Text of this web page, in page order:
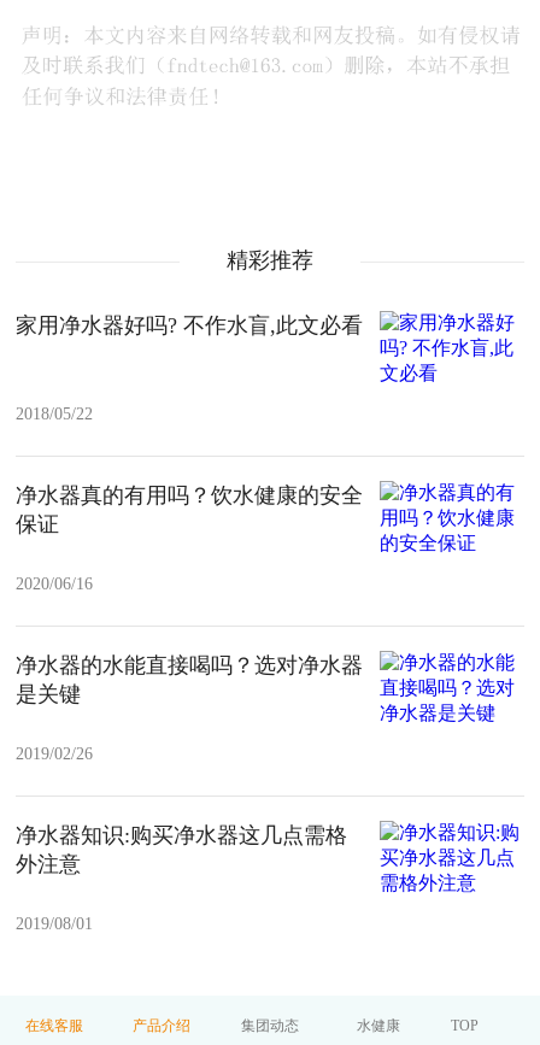
精彩推荐
家用净水器好吗? 不作水盲,此文必看
2018/05/22
净水器真的有用吗？饮水健康的安全
保证
2020/06/16
净水器的水能直接喝吗？选对净水器
是关键
2019/02/26
净水器知识:购买净水器这几点需格
外注意
2019/08/01
在线客服 产品介绍 集团动态 水健康 TOP